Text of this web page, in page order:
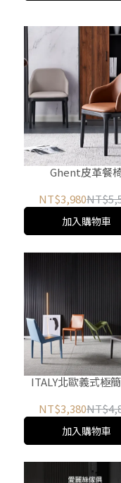
Ghent皮革餐
NT$3,980
加入購物車
ITALY北歐義式極
NT$3,380
加入購物車